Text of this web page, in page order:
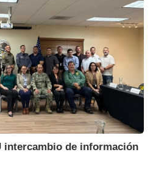
intercambio de información